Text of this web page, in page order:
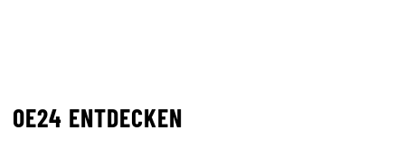
OE24 ENTDECKEN